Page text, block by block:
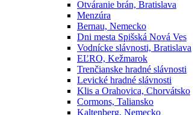
Otváranie brán, Bratislava
Menzúra
Bernau, Nemecko
Dni mesta Spišská Nová Ves
Vodnícke slávnosti, Bratislava
EĽRO, Kežmarok
Trenčianske hradné slávnosti
Levické hradné slávnosti
Klis a Orahovica, Chorvátsko
Cormons, Taliansko
Kaltenberg, Nemecko